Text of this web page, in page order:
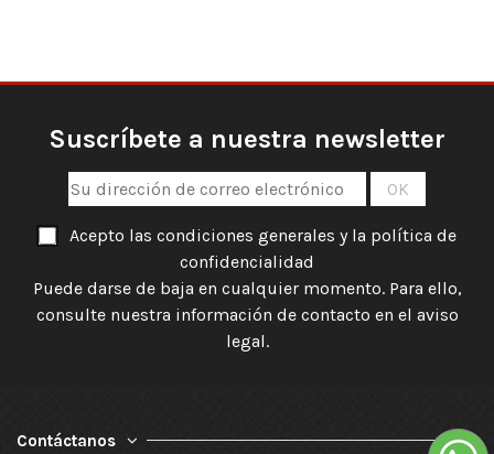
Suscríbete a nuestra newsletter
Acepto las condiciones generales y la política de
confidencialidad
Puede darse de baja en cualquier momento. Para ello,
consulte nuestra información de contacto en el aviso
legal.
Contáctanos